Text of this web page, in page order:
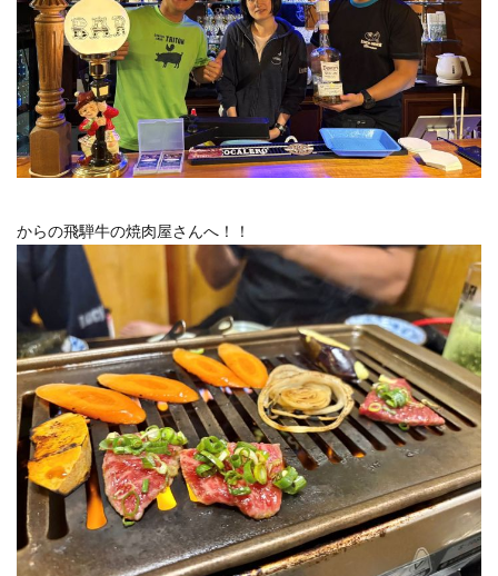
からの飛騨牛の焼肉屋さんへ！！